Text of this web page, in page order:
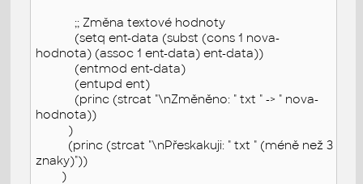
;; Změna textové hodnoty
(setq ent-data (subst (cons 1 nova-
hodnota) (assoc 1 ent-data) ent-data))
(entmod ent-data)
(entupd ent)
(princ (strcat "\nZměněno: " txt " -> " nova-
hodnota))
)
(princ (strcat "\nPřeskakuji: " txt " (méně než 3
znaky)"))
)